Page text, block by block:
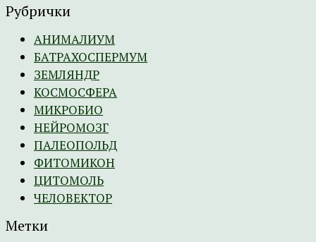
Рубрички
АНИМАЛИУМ
БАТРАХОСПЕРМУМ
ЗЕМЛЯНДР
КОСМОСФЕРА
МИКРОБИО
НЕЙРОМОЗГ
ПАЛЕОПОЛЬД
ФИТОМИКОН
ЦИТОМОЛЬ
ЧЕЛОВЕКТОР
Метки